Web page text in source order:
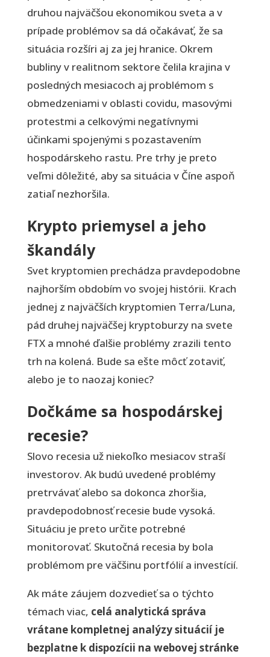
druhou najväčšou ekonomikou sveta a v
prípade problémov sa dá očakávať, že sa
situácia rozšíri aj za jej hranice. Okrem
bubliny v realitnom sektore čelila krajina v
posledných mesiacoch aj problémom s
obmedzeniami v oblasti covidu, masovými
protestmi a celkovými negatívnymi
účinkami spojenými s pozastavením
hospodárskeho rastu. Pre trhy je preto
veľmi dôležité, aby sa situácia v Číne aspoň
zatiaľ nezhoršila.
Krypto priemysel a jeho
škandály
Svet kryptomien prechádza pravdepodobne
najhorším obdobím vo svojej histórii. Krach
jednej z najväčších kryptomien Terra/Luna,
pád druhej najväčšej kryptoburzy na svete
FTX a mnohé ďalšie problémy zrazili tento
trh na kolená. Bude sa ešte môcť zotaviť,
alebo je to naozaj koniec?
Dočkáme sa hospodárskej
recesie?
Slovo recesia už niekoľko mesiacov straší
investorov. Ak budú uvedené problémy
pretrvávať alebo sa dokonca zhoršia,
pravdepodobnosť recesie bude vysoká.
Situáciu je preto určite potrebné
monitorovať. Skutočná recesia by bola
problémom pre väčšinu portfólií a investícií.
Ak máte záujem dozvedieť sa o týchto
témach viac, celá analytická správa
vrátane kompletnej analýzy situácií je
bezplatne k dispozícii na webovej stránke